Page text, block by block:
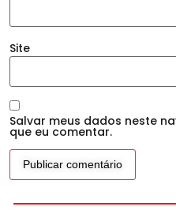
Site
Salvar meus dados neste
que eu comentar.